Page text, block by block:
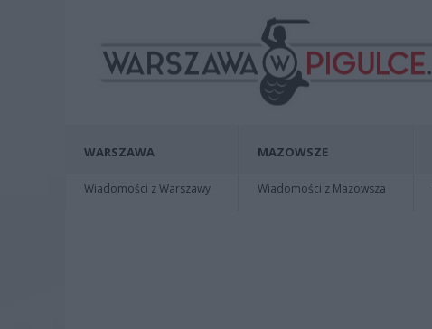
WARSZAWA
Wiadomości z Warszawy
MAZOWSZE
Wiadomości z Mazowsza